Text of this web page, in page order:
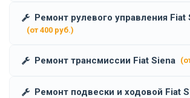
Ремонт рулевого управления Fiat
(от 400 руб.)
Ремонт трансмиссии Fiat Siena
Ремонт подвески и ходовой Fiat